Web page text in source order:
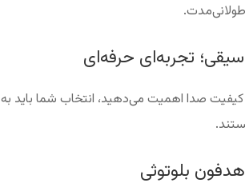
تجربه‌ای حرفه‌ای
صدا اهمیت می‌دهید، انتخاب شما باید
بلوتوثی